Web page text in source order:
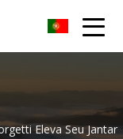
Eleva Seu Jantar